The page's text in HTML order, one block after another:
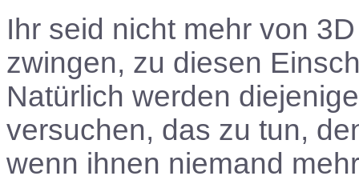
Ihr seid nicht mehr von
zwingen, zu diesen
Natürlich werden
versuchen, das zu tun,
wenn ihnen niemand